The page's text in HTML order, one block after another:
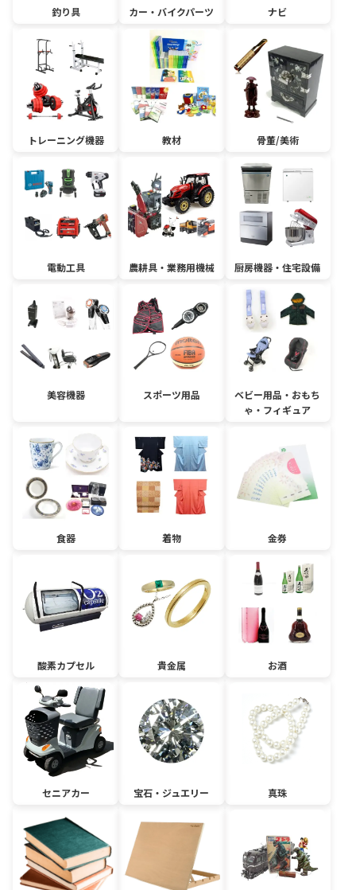
釣り具 カー・バイクパーツ ナビ
トレーニング機器 教材 骨董/美術
電動工具 農耕具・業務用機械 厨房機器・住宅設備
美容機器 スポーツ用品
ベビー用品・おもち
ゃ・フィギュア
食器 着物 金券
酸素カプセル 貴金属 お酒
セニアカー 宝石・ジュエリー 真珠